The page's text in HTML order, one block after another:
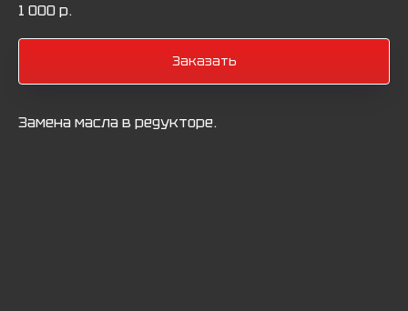
1 000р.
Заказать
Замена масла в редукторе.